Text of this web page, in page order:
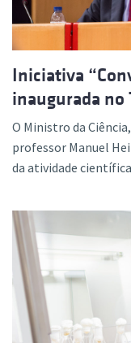
Iniciativa
inaugurada no
O Ministro da
professor Manuel
da atividade